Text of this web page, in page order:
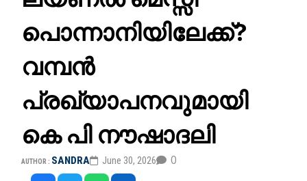
പൊന്നാനിയിലേക്ക്?
വമ്പൻ
പ്രഖ്യാപനവുമായി
കെ പി നൗഷാദലി
AUTHOR : SANDRA June 30, 2026 0